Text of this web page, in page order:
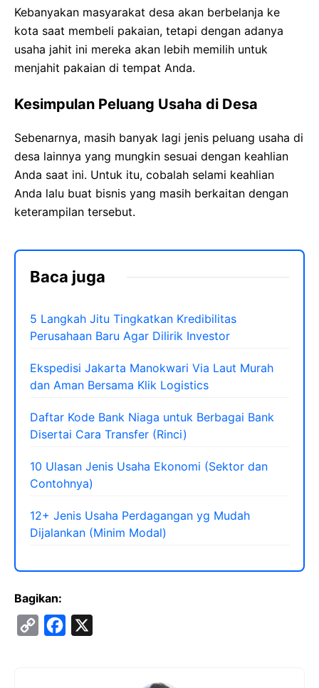
Kebanyakan masyarakat desa akan berbelanja ke
kota saat membeli pakaian, tetapi dengan adanya
usaha jahit ini mereka akan lebih memilih untuk
menjahit pakaian di tempat Anda.
Kesimpulan Peluang Usaha di Desa
Sebenarnya, masih banyak lagi jenis peluang usaha di
desa lainnya yang mungkin sesuai dengan keahlian
Anda saat ini. Untuk itu, cobalah selami keahlian
Anda lalu buat bisnis yang masih berkaitan dengan
keterampilan tersebut.
Baca juga
5 Langkah Jitu Tingkatkan Kredibilitas
Perusahaan Baru Agar Dilirik Investor
Ekspedisi Jakarta Manokwari Via Laut Murah
dan Aman Bersama Klik Logistics
Daftar Kode Bank Niaga untuk Berbagai Bank
Disertai Cara Transfer (Rinci)
10 Ulasan Jenis Usaha Ekonomi (Sektor dan
Contohnya)
12+ Jenis Usaha Perdagangan yg Mudah
Dijalankan (Minim Modal)
Bagikan:
C